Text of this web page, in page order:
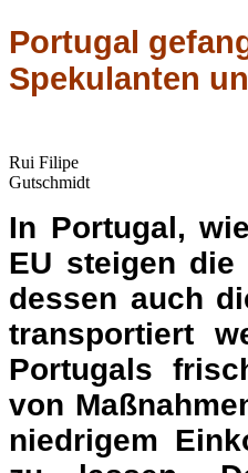
Gutschmidt
In Portugal,
dessen auch
transportiert
Portugals
von
niedrigem
zu lassen.
kurzfristiges
die
Wucherpreise